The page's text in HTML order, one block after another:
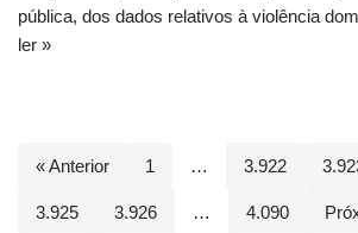
pública, dos dados relativos à violência
ler »
« Anterior 1 … 3.922
3.925 3.926 … 4.090